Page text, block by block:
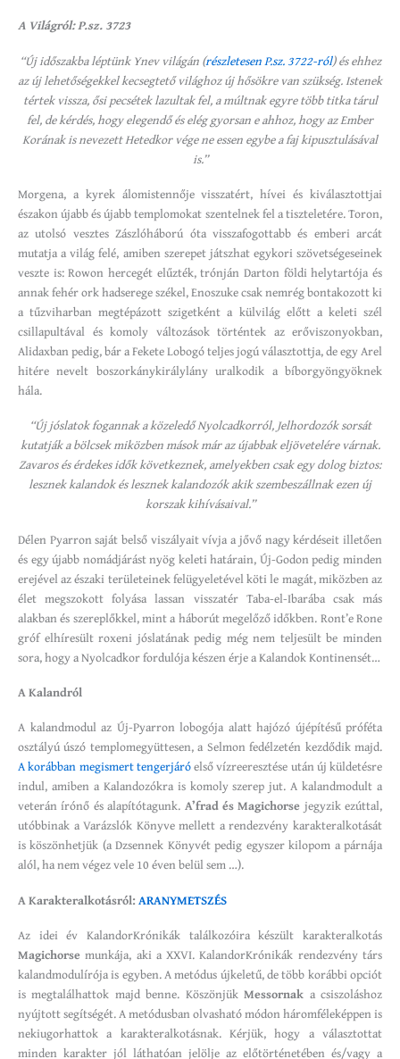
A Világról: P.sz. 3723
“Új időszakba léptünk Ynev világán (részletesen P.sz. 3722-ról) és ehhez
az új lehetőségekkel kecsegtető világhoz új hősökre van szükség. Istenek
tértek vissza, ősi pecsétek lazultak fel, a múltnak egyre több titka tárul
fel, de kérdés, hogy elegendő és elég gyorsan e ahhoz, hogy az Ember
Korának is nevezett Hetedkor vége ne essen egybe a faj kipusztulásával
is.”
Morgena, a kyrek álomistennője visszatért, hívei és kiválasztottjai
északon újabb és újabb templomokat szentelnek fel a tiszteletére. Toron,
az utolsó vesztes Zászlóháború óta visszafogottabb és emberi arcát
mutatja a világ felé, amiben szerepet játszhat egykori szövetségeseinek
veszte is: Rowon hercegét elűzték, trónján Darton földi helytartója és
annak fehér ork hadserege székel, Enoszuke csak nemrég bontakozott ki
a tűzviharban megtépázott szigetként a külvilág előtt a keleti szél
csillapultával és komoly változások történtek az erőviszonyokban,
Alidaxban pedig, bár a Fekete Lobogó teljes jogú választottja, de egy Arel
hitére nevelt boszorkánykirálylány uralkodik a bíborgyöngyöknek
hála.
“Új jóslatok fogannak a közeledő Nyolcadkorról, Jelhordozók sorsát
kutatják a bölcsek miközben mások már az újabbak eljövetelére várnak.
Zavaros és érdekes idők következnek, amelyekben csak egy dolog biztos:
lesznek kalandok és lesznek kalandozók akik szembeszállnak ezen új
korszak kihívásaival.”
Délen Pyarron saját belső viszályait vívja a jővő nagy kérdéseit illetően
és egy újabb nomádjárást nyög keleti határain, Új-Godon pedig minden
erejével az északi területeinek felügyeletével köti le magát, miközben az
élet megszokott folyása lassan visszatér Taba-el-Ibarába csak más
alakban és szereplőkkel, mint a háborút megelőző időkben. Ront’e Rone
gróf elhíresült roxeni jóslatának pedig még nem teljesült be minden
sora, hogy a Nyolcadkor fordulója készen érje a Kalandok Kontinensét…
A Kalandról
A kalandmodul az Új-Pyarron lobogója alatt hajózó újépítésű próféta
osztályú úszó templomegyüttesen, a Selmon fedélzetén kezdődik majd.
A korábban megismert tengerjáróelső vízreeresztése után új küldetésre
indul, amiben a Kalandozókra is komoly szerep jut. A kalandmodult a
veterán írónő és alapítótagunk. A’frad és Magichorse jegyzik ezúttal,
utóbbinak a Varázslók Könyve mellett a rendezvény karakteralkotását
is köszönhetjük (a Dzsennek Könyvét pedig egyszer kilopom a párnája
alól, ha nem végez vele 10 éven belül sem …).
A Karakteralkotásról: ARANYMETSZÉS
Az idei év KalandorKrónikák találkozóira készült karakteralkotás
Magichorse munkája, aki a XXVI. KalandorKrónikák rendezvény társ
kalandmodulírója is egyben. A metódus újkeletű, de több korábbi opciót
is megtalálhattok majd benne. KöszönjükMessornak a csiszoláshoz
nyújtott segítségét. A metódusban olvasható módon háromféleképpen is
nekiugorhattok a karakteralkotásnak. Kérjük, hogy a választottat
minden karakter jól láthatóan jelölje az előtörténetében és/vagy a